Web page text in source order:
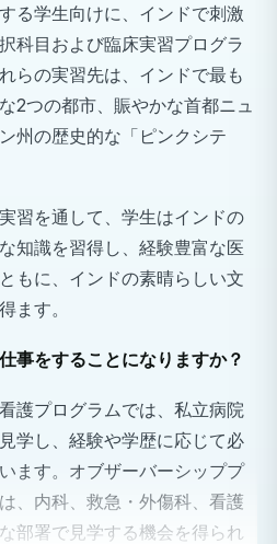
る学生向けに、インドで刺激
科目および臨床実習プログラ
らの実習先は、インドで最も
2つの都市、賑やかな首都ニュ
州の歴史的な「ピンクシテ
習を通して、学生はインドの
知識を習得し、経験豊富な医
もに、インドの素晴らしい文
ます。
事をすることになりますか？
護プログラムでは、私立病院
学し、経験や学歴に応じて必
ます。オブザーバーシッププ
、内科、救急・外傷科、看護
部署で見学する機会を得られ